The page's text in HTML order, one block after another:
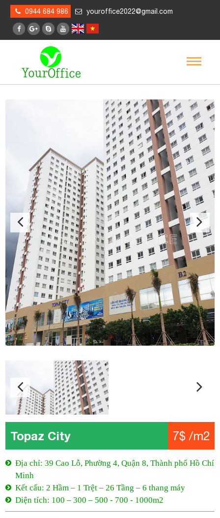
0944 684 986 youroffice2022@gmail.com
Topaz City 7$ /m2
Địa chỉ: 39 Cao Lỗ, Phường 4, Quận 8, Thành phố Hồ Chí
Minh
Kết cấu: 2 Hầm – 1 Trệt – 26 Tầng – 6 thang máy
Diện tích: 100 – 300 – 500 - 700 - 1000m2